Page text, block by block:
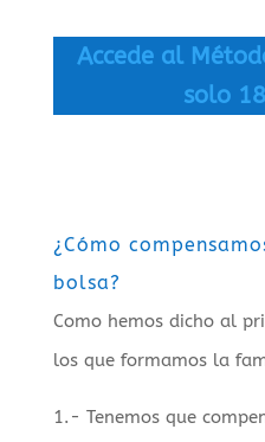
Accede al
solo
¿Cómo
bolsa?
Como hemos dicho al
los que formamos la
1.- Tenemos que